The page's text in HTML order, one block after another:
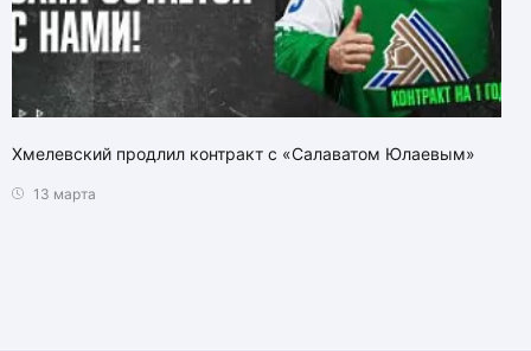
Хмелевский продлил контракт с «Салаватом Юлаевым»
13 марта